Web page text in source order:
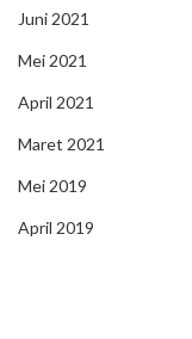
Juni 2021
Mei 2021
April 2021
Maret 2021
Mei 2019
April 2019